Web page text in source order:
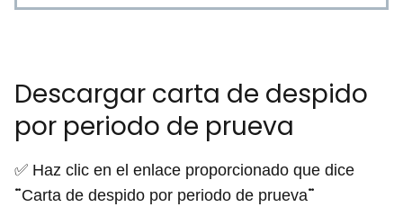
Descargar carta de despido
por periodo de prueva
✅ Haz clic en el enlace proporcionado que dice
¨Carta de despido por periodo de prueva¨